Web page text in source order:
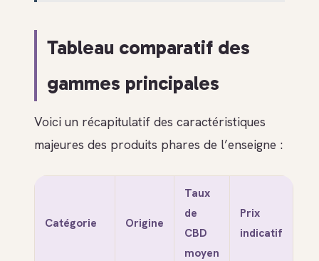
Tableau comparatif des
gammes principales
Voici un récapitulatif des caractéristiques
majeures des produits phares de l’enseigne :
Catégorie Origine
Taux
de
CBD
moyen
Prix
indicatif